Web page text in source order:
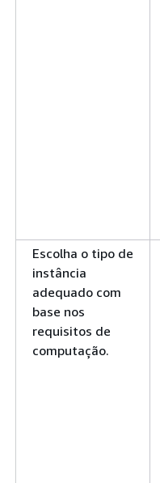
Escolha o tipo de
instância
adequado com
base nos
requisitos de
computação.